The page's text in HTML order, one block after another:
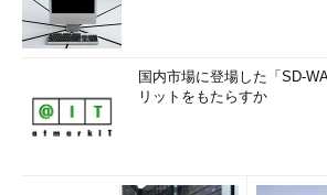
国内市場に登場した「SD-
リットをもたらすか